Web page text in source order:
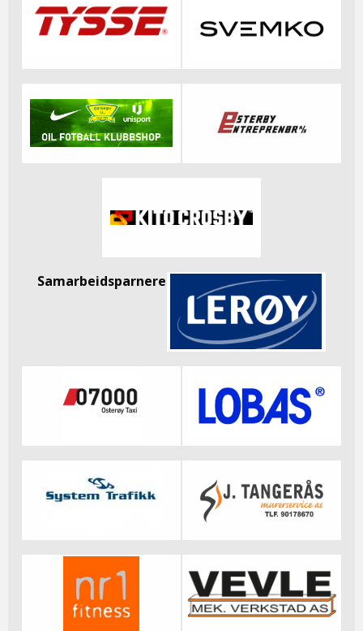
Samarbeidsparnere